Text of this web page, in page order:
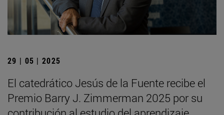
29 | 05 | 2025
El catedrático Jesús de la Fuente recibe el
Premio Barry J. Zimmerman 2025 por su